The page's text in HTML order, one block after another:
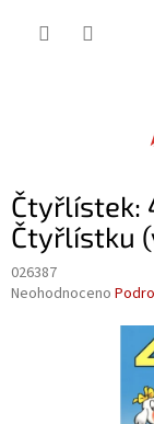
Čtyřlístek:
Čtyřlístku
026387
Průměrné
Neohodnoceno